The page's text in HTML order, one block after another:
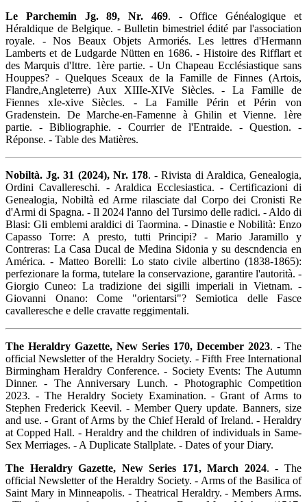
Le Parchemin Jg. 89, Nr. 469. - Office Généalogique et
Héraldique de Belgique. - Bulletin bimestriel édité par l'association
royale. - Nos Beaux Objets Armoriés. Les lettres d'Hermann
Lamberts et de Ludgarde Nütten en 1686. - Histoire des Rifflart et
des Marquis d'Ittre. 1ère partie. - Un Chapeau Ecclésiastique sans
Houppes? - Quelques Sceaux de la Famille de Finnes (Artois,
Flandre,Angleterre) Aux XIIIe-XIVe Siècles. - La Famille de
Fiennes xIe-xive Siècles. - La Famille Périn et Périn von
Gradenstein. De Marche-en-Famenne à Ghilin et Vienne. 1ère
partie. - Bibliographie. - Courrier de l'Entraide. - Question. -
Réponse. - Table des Matières.
Nobiltà. Jg. 31 (2024), Nr. 178. - Rivista di Araldica, Genealogia,
Ordini Cavallereschi. - Araldica Ecclesiastica. - Certificazioni di
Genealogia, Nobiltà ed Arme rilasciate dal Corpo dei Cronisti Re
d'Armi di Spagna. - Il 2024 l'anno del Tursimo delle radici. - Aldo di
Blasi: Gli emblemi araldici di Taormina. - Dinastie e Nobilità: Enzo
Capasso Torre: A presto, tutti Principi? - Mario Jaramillo y
Contreras: La Casa Ducal de Medina Sidonia y su descndencia en
América. - Matteo Borelli: Lo stato civile albertino (1838-1865):
perfezionare la forma, tutelare la conservazione, garantire l'autorità. -
Giorgio Cuneo: La tradizione dei sigilli imperiali in Vietnam. -
Giovanni Onano: Come "orientarsi"? Semiotica delle Fasce
cavalleresche e delle cravatte reggimentali.
The Heraldry Gazette, New Series 170, December 2023. - The
official Newsletter of the Heraldry Society. - Fifth Free International
Birmingham Heraldry Conference. - Society Events: The Autumn
Dinner. - The Anniversary Lunch. - Photographic Competition
2023. - The Heraldry Society Examination. - Grant of Arms to
Stephen Frederick Keevil. - Member Query update. Banners, size
and use. - Grant of Arms by the Chief Herald of Ireland. - Heraldry
at Copped Hall. - Heraldry and the children of individuals in Same-
Sex Merriages. - A Duplicate Stallplate. - Dates of your Diary.
The Heraldry Gazette, New Series 171, March 2024. - The
official Newsletter of the Heraldry Society. - Arms of the Basilica of
Saint Mary in Minneapolis. - Theatrical Heraldry. - Members Arms.